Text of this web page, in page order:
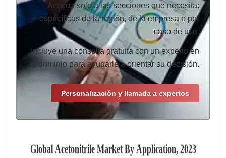
Acceda solo a las secciones que necesita:
específicas de la región, de la empresa o por
caso de uso.
Incluye una consulta gratuita con un experto en
el dominio para ayudarle a orientar su decisión.
Personalización y llamada a expertos